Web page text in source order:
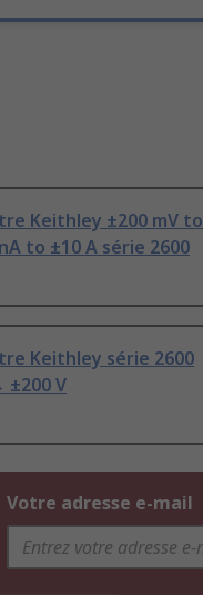
Keithley ±200 mV to
to ±10 A série 2600
Keithley série 2600
±200 V
Votre adresse e-mail